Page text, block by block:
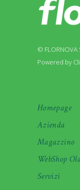
© FLORNOVA
Powered by
Homepage
Azienda
Magazzino
WebShop
Servizi